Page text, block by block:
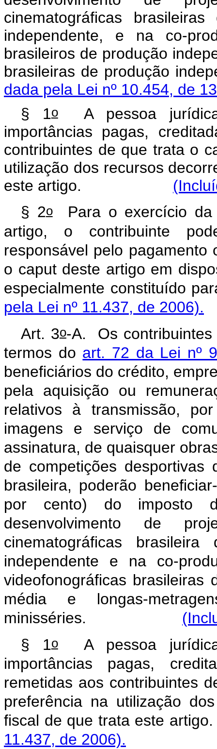
cinematográficas
independente, e na co-
brasileiros de produção
brasileiras de produção
dada pela Lei nº 10.454, de
§ 1oA pessoa jurídica
importâncias pagas,
contribuintes de que trata o
utilização dos recursos
este artigo.
§ 2oPara o exercício da
artigo, o contribuinte
responsável pelo
o caput deste artigo em
especialmente
pela Lei nº 11.437, de 2006).
Art. 3o-A. Os
termos do art. 72 da Lei nº
beneficiários do crédito,
pela aquisição ou
relativos à transmissão,
imagens e serviço de
assinatura, de quaisquer
de competições desportivas
brasileira, poderão
por cento) do imposto
desenvolvimento de
cinematográficas
independente e na co-
videofonográficas brasileiras
média e longas-
minisséries.
§ 1oA pessoa jurídica
importâncias pagas,
remetidas aos contribuintes
preferência na utilização
fiscal de que trata
11.437, de 2006).